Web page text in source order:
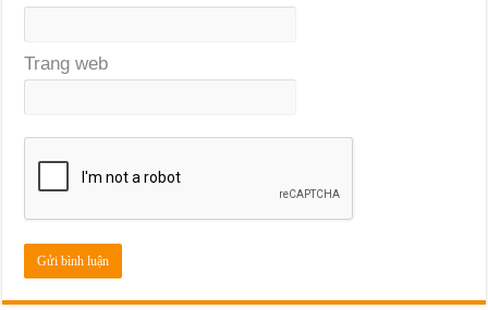
Trang web